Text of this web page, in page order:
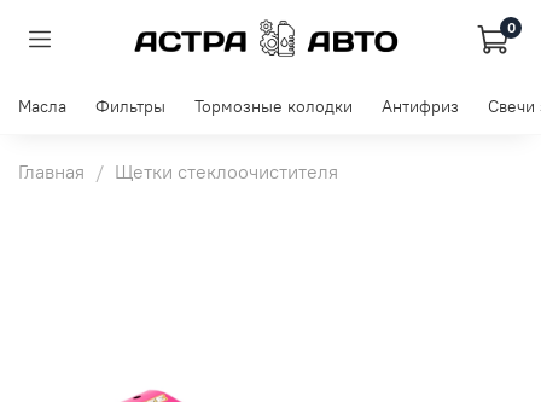
0
Масла Фильтры Тормозные колодки Антифриз Свечи
Главная Щетки стеклоочистителя